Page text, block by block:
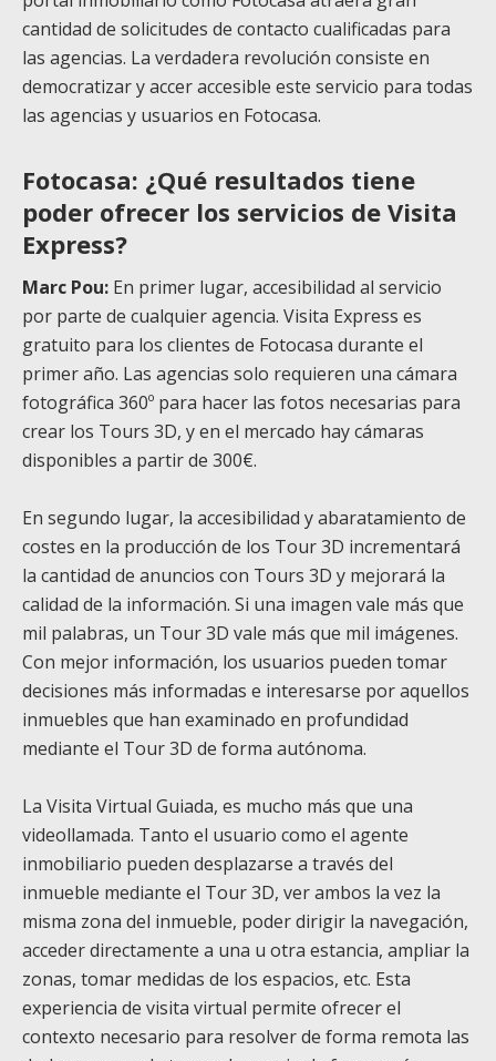
cantidad de solicitudes de contacto cualificadas para
las agencias. La verdadera revolución consiste en
democratizar y accer accesible este servicio para todas
las agencias y usuarios en Fotocasa.
Fotocasa: ¿Qué resultados tiene
poder ofrecer los servicios de Visita
Express?
Marc Pou: En primer lugar, accesibilidad al servicio
por parte de cualquier agencia. Visita Express es
gratuito para los clientes de Fotocasa durante el
primer año. Las agencias solo requieren una cámara
fotográfica 360º para hacer las fotos necesarias para
crear los Tours 3D, y en el mercado hay cámaras
disponibles a partir de 300€.
En segundo lugar, la accesibilidad y abaratamiento de
costes en la producción de los Tour 3D incrementará
la cantidad de anuncios con Tours 3D y mejorará la
calidad de la información. Si una imagen vale más que
mil palabras, un Tour 3D vale más que mil imágenes.
Con mejor información, los usuarios pueden tomar
decisiones más informadas e interesarse por aquellos
inmuebles que han examinado en profundidad
mediante el Tour 3D de forma autónoma.
La Visita Virtual Guiada, es mucho más que una
videollamada. Tanto el usuario como el agente
inmobiliario pueden desplazarse a través del
inmueble mediante el Tour 3D, ver ambos la vez la
misma zona del inmueble, poder dirigir la navegación,
acceder directamente a una u otra estancia, ampliar la
zonas, tomar medidas de los espacios, etc. Esta
experiencia de visita virtual permite ofrecer el
contexto necesario para resolver de forma remota las